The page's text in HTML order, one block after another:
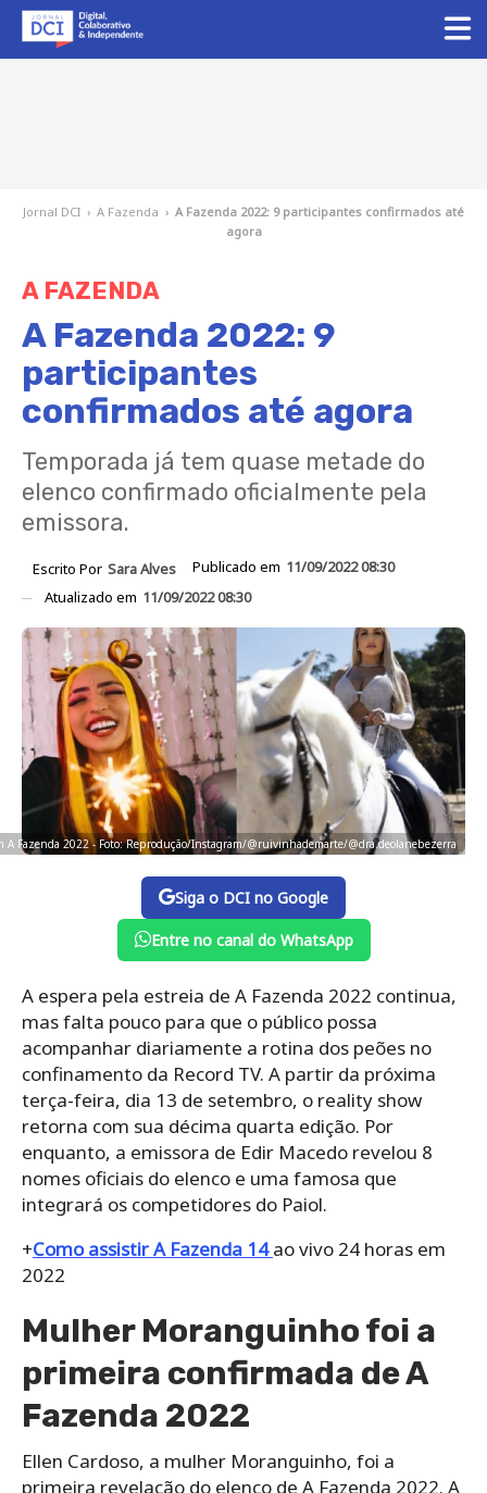
Jornal DCI › A Fazenda › A Fazenda 2022: 9 participantes confirmados até
agora
A FAZENDA
A Fazenda 2022: 9
participantes
confirmados até agora
Temporada já tem quase metade do
elenco confirmado oficialmente pela
emissora.
Escrito Por Sara Alves Publicado em 11/09/2022 08:30
Atualizado em 11/09/2022 08:30
Fazenda 2022 - Foto: Reprodução/Instagram/@ruivinhademarte/@dra.deolanebezerra
Siga o DCI no Google
Entre no canal do WhatsApp
A espera pela estreia de A Fazenda 2022 continua,
mas falta pouco para que o público possa
acompanhar diariamente a rotina dos peões no
confinamento da Record TV. A partir da próxima
terça-feira, dia 13 de setembro, o reality show
retorna com sua décima quarta edição. Por
enquanto, a emissora de Edir Macedo revelou 8
nomes oficiais do elenco e uma famosa que
integrará os competidores do Paiol.
+Como assistir A Fazenda 14ao vivo 24 horas em
2022
Mulher Moranguinho foi a
primeira confirmada de A
Fazenda 2022
Ellen Cardoso, a mulher Moranguinho, foi a
primeira revelação do elenco de A Fazenda 2022. A